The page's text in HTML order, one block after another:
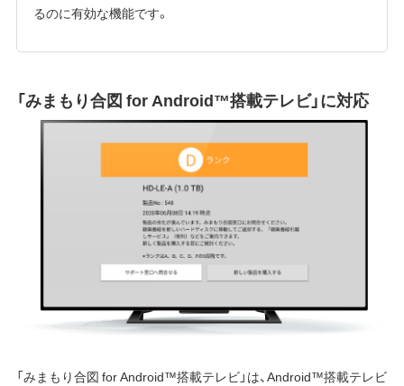
るのに有効な機能です。
「みまもり合図 for Android™搭載テレビ」に対応
「みまもり合図 for Android™搭載テレビ」は、Android™搭載テレビ